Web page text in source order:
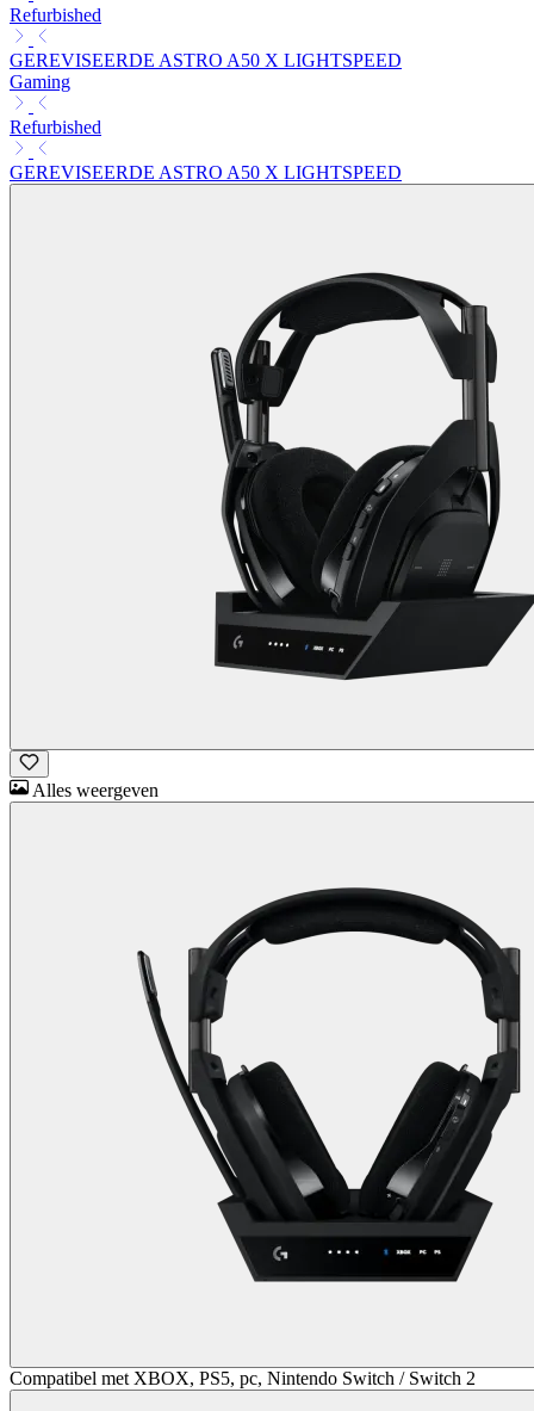
Refurbished
GEREVISEERDE ASTRO A50 X LIGHTSPEED
Gaming
Refurbished
GEREVISEERDE ASTRO A50 X LIGHTSPEED
Alles weergeven
Compatibel met XBOX, PS5, pc, Nintendo Switch / Switch 2